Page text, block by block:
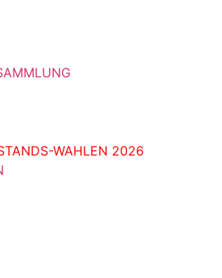
WAHLEN 2026